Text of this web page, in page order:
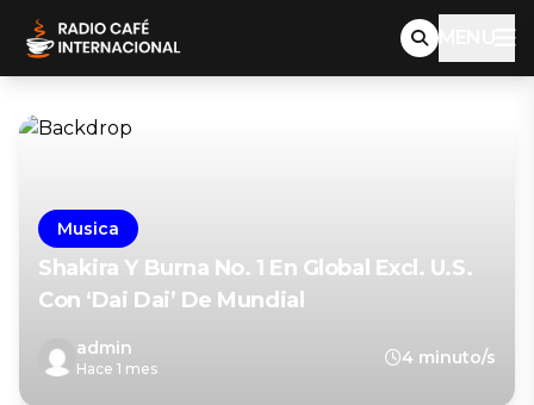
MENU
Musica
Shakira Y Burna No. 1 En Global Excl. U.S.
Con ‘Dai Dai’ De Mundial
admin
Hace 1 mes
4 minuto/s